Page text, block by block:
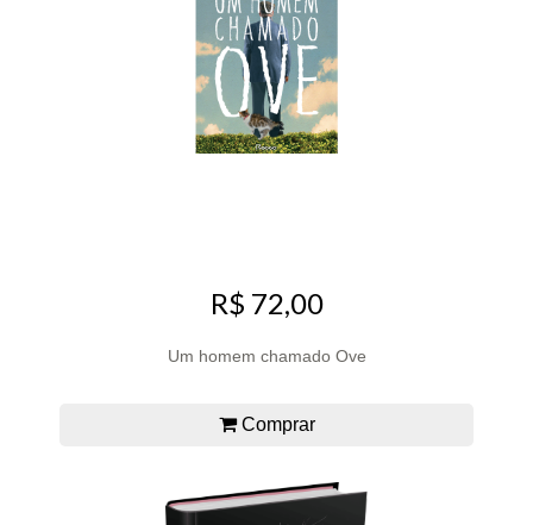
R$ 72,00
Um homem chamado Ove
Comprar